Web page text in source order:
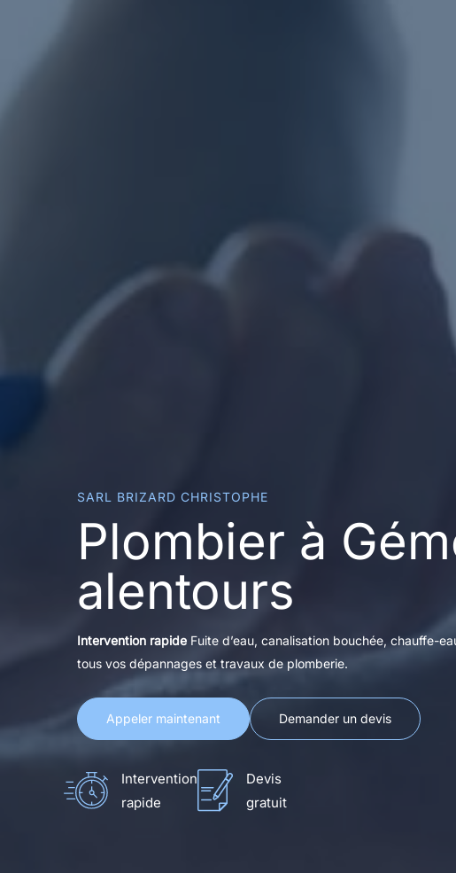
SARL BRIZARD CHRISTOPHE
Plombier à
alentours
Intervention rapide Fuite d’eau, canalisation bouchée, chauffe-
tous vos dépannages et travaux de plomberie.
Appeler maintenant Demander un devis
Intervention
rapide
Devis
gratuit